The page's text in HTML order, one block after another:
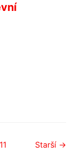
11 Starší →